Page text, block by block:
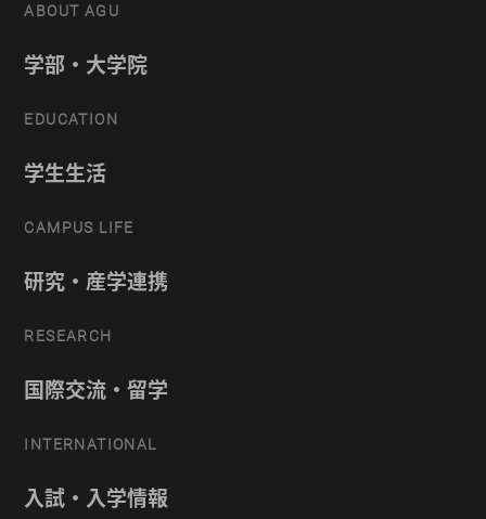
ABOUT AGU
学部・大学院
EDUCATION
学生生活
CAMPUS LIFE
研究・産学連携
RESEARCH
国際交流・留学
INTERNATIONAL
入試・入学情報